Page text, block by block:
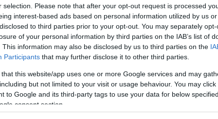
selection. Please note that after your opt-out request is processed
interest-based ads based on personal information utilized by us
to third parties prior to your opt-out. You may separately
of your personal information by third parties on the IAB’s list of
This information may also be disclosed by us to third parties on the
Participants that may further disclose it to other third parties.
this website/app uses one or more Google services and may
but not limited to your visit or usage behaviour. You may
to Google and its third-party tags to use your data for below
consent section.
τη διαχρονική σημασία των
ταMarks & Spencer προσκάλεσαν, στο
, δημοσιογράφους, fashion editors και
έναν κόσμο θηλυκότητας με την
που εδώ και περίπου έναν αιώνα αποτελεί ένα
εσωρούχων.